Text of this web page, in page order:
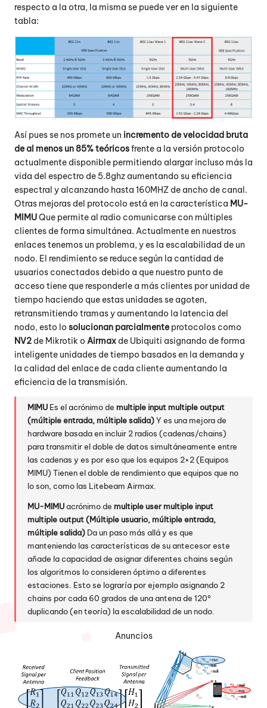
respecto a la otra, la misma se puede ver en la siguiente
tabla:
Así pues se nos promete un incremento de velocidad bruta
de al menos un 85% teóricosfrente a la versión protocolo
actualmente disponible permitiendo alargar incluso más la
vida del espectro de 5.8ghz aumentando su eficiencia
espectral y alcanzando hasta 160MHZ de ancho de canal.
Otras mejoras del protocolo está en la característica MU-
MIMUQue permite al radio comunicarse con múltiples
clientes de forma simultánea. Actualmente en nuestros
enlaces tenemos un problema, y es la escalabilidad de un
nodo. El rendimiento se reduce según la cantidad de
usuarios conectados debido a que nuestro punto de
acceso tiene que responderle a más clientes por unidad de
tiempo haciendo que estas unidades se agoten,
retransmitiendo tramas y aumentando la latencia del
nodo, esto lo solucionan parcialmente protocolos como
NV2 de Mikrotik o Airmax de Ubiquiti asignando de forma
inteligente unidades de tiempo basados en la demanda y
la calidad del enlace de cada cliente aumentando la
eficiencia de la transmisión.
MIMU Es el acrónimo de multiple input multiple output
(múltiple entrada, múltiple salida)Y es una mejora de
hardware basada en incluir 2 radios (cadenas/chains)
para transmitir el doble de datos simultáneamente entre
las cadenas y es por eso que los equipos 2×2 (Equipos
MIMU) Tienen el doble de rendimiento que equipos que no
lo son, como las Litebeam Airmax.
MU-MIMUacrónimo de multiple user multiple input
multiple output (Múltiple usuario, múltiple entrada,
múltiple salida) Da un paso más allá y es que
manteniendo las características de su antecesor este
añade la capacidad de asignar diferentes chains según
los algoritmos lo consideren óptimo a diferentes
estaciones. Esto se lograría por ejemplo asignando 2
chains por cada 60 grados de una antena de 120º
duplicando (en teoría) la escalabilidad de un nodo.
Anuncios